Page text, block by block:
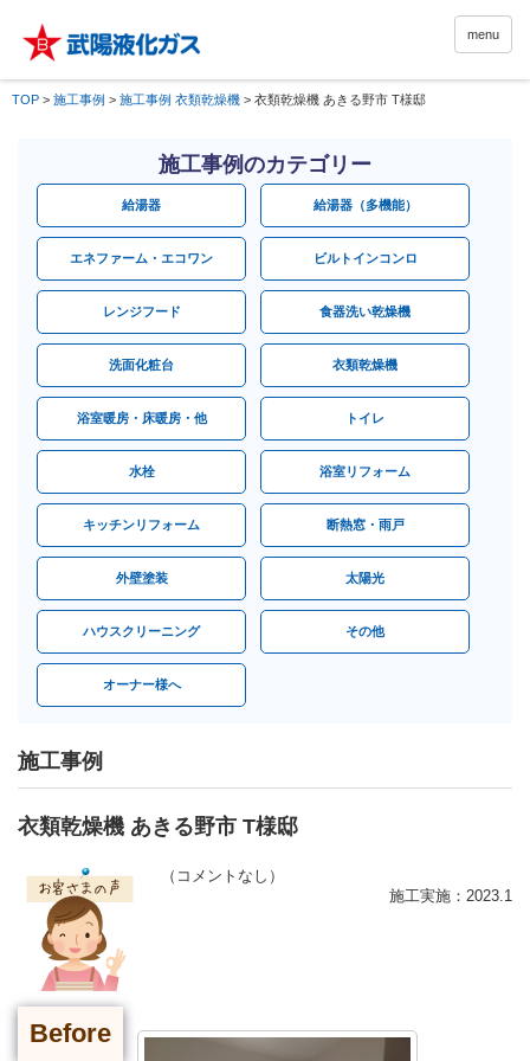
menu
TOP > 施工事例 > 施工事例 衣類乾燥機 > 衣類乾燥機 あきる野市 T様邸
施工事例のカテゴリー
給湯器 給湯器（多機能）
エネファーム・エコワン ビルトインコンロ
レンジフード 食器洗い乾燥機
洗面化粧台 衣類乾燥機
浴室暖房・床暖房・他 トイレ
水栓 浴室リフォーム
キッチンリフォーム 断熱窓・雨戸
外壁塗装 太陽光
ハウスクリーニング その他
オーナー様へ
施工事例
衣類乾燥機 あきる野市 T様邸
（コメントなし）
施工実施：2023.1
Before